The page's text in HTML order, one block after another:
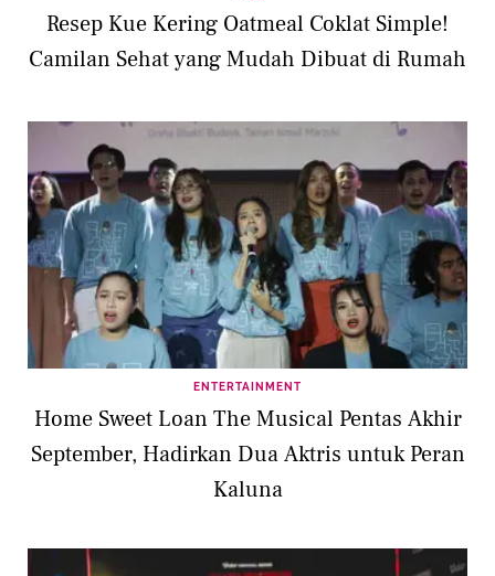
Resep Kue Kering Oatmeal Coklat Simple!
Camilan Sehat yang Mudah Dibuat di Rumah
ENTERTAINMENT
Home Sweet Loan The Musical Pentas Akhir
September, Hadirkan Dua Aktris untuk Peran
Kaluna